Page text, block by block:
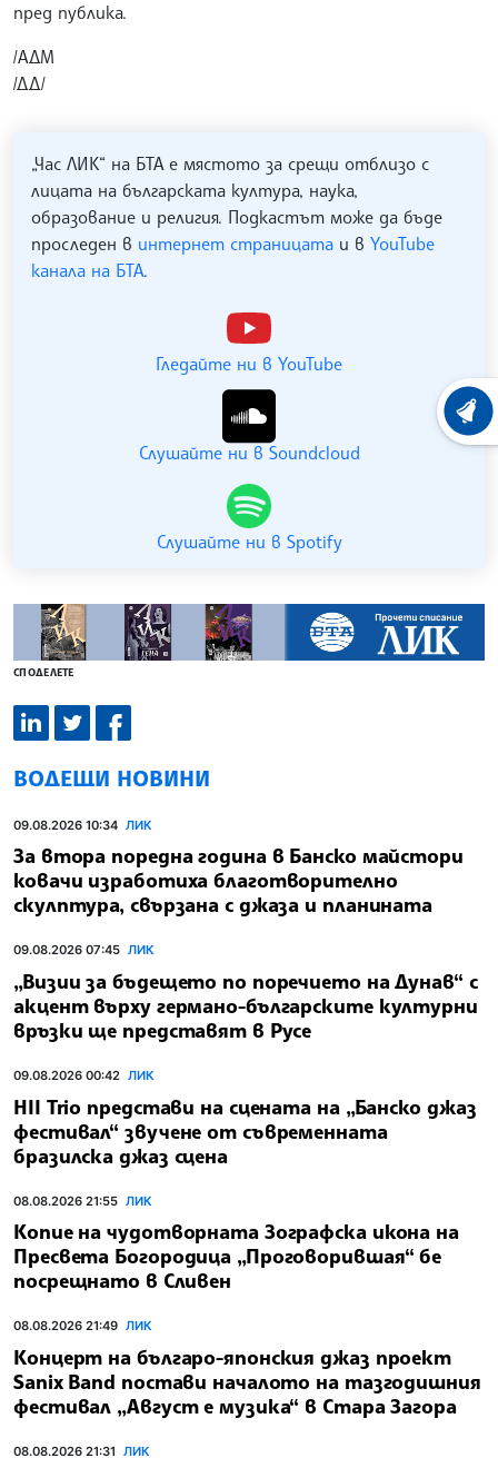
пред публика.
/АДМ
/ДД/
„Час ЛИК“ на БТА е мястото за срещи отблизо с
лицата на българската култура, наука,
образование и религия. Подкастът може да бъде
проследен в интернет страницата и в YouTube
канала на БТА.
Гледайте ни в YouTube
Слушайте ни в Soundcloud
Слушайте ни в Spotify
СПОДЕЛЕТЕ
ВОДЕЩИ НОВИНИ
09.08.2026 10:34 ЛИК
За втора поредна година в Банско майстори
ковачи изработиха благотворително
скулптура, свързана с джаза и планината
09.08.2026 07:45 ЛИК
„Визии за бъдещето по поречието на Дунав“ с
акцент върху германо-българските културни
връзки ще представят в Русе
09.08.2026 00:42 ЛИК
HII Trio представи на сцената на „Банско джаз
фестивал“ звучене от съвременната
бразилска джаз сцена
08.08.2026 21:55 ЛИК
Копие на чудотворната Зографска икона на
Пресвета Богородица „Проговорившая“ бе
посрещнато в Сливен
08.08.2026 21:49 ЛИК
Концерт на българо-японския джаз проект
Sanix Band постави началото на тазгодишния
фестивал „Август е музика“ в Стара Загора
08.08.2026 21:31 ЛИК